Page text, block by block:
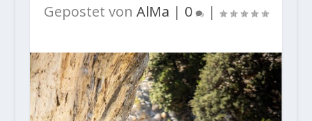
Gepostet von AlMa | 0 |